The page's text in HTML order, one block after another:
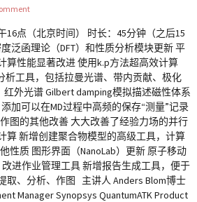
16点（北京时间） 时长：45分钟（之后15
泛函理论（DFT）和性质分析模块更新 平
算性能显著改进 使用k.p方法超高效计算
析工具，包括拉曼光谱、带内贡献、极化
外光谱 Gilbert damping模拟描述磁性体系
加可以在MD过程中高频的保存“测量”记录
图的其他改善 大大改善了经验力场的并行
算 新增创建聚合物模型的高级工具，计算
性质 图形界面（NanoLab）更新 原子移动
进作业管理工具 新增报告生成工具，便于
取、分析、作图 主讲人 Anders Blom博士
Manager Synopsys QuantumATK Product